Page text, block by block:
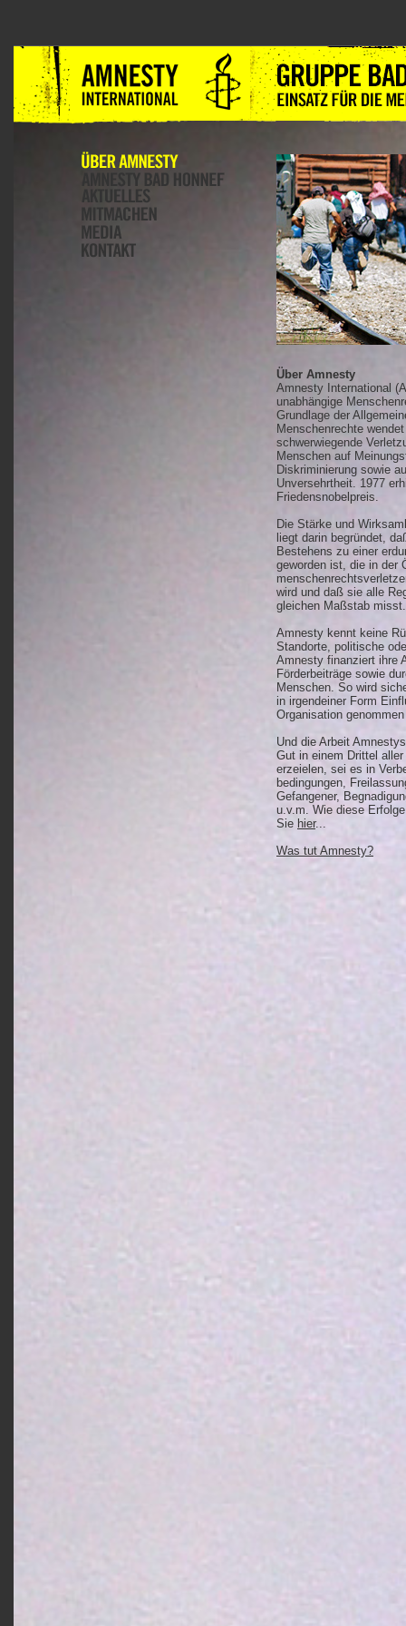
Über Amnesty
Amnesty International
unabhängige
Grundlage der
Menschenrechte
schwerwiegende
Menschen auf
Diskriminierung sowie
Unversehrtheit. 1977
Friedensnobelpreis.
Die Stärke und
liegt darin begründet,
Bestehens zu einer
geworden ist, die in der
wird und daß sie alle
gleichen Maßstab misst.
Amnesty kennt keine
Standorte, politische
Amnesty finanziert ihre
Förderbeiträge sowie
Menschen. So wird
in irgendeiner Form
Organisation
Und die Arbeit
Gut in einem Drittel
erzeielen, sei es in
bedingungen,
Gefangener,
u.v.m. Wie diese
Sie hier...
Was tut Amnesty?